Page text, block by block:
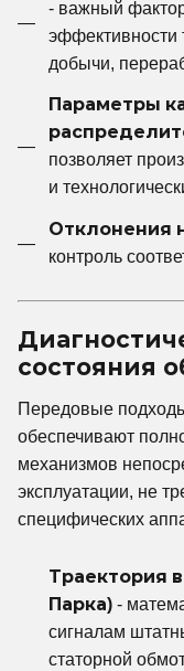
- важный
эффективности
добычи,
Параметры
позволяет
и
Отклонения
контроль
состояния
Передовые
обеспечивают
механизмов
эксплуатации, не
специфических
Траектория
Парка) -
сигналам
статорной